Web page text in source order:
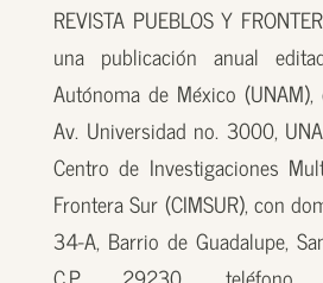
REVISTA PUEBLOS Y
una publicación anual
Autónoma de México
Av. Universidad no. 3000,
Centro de Investigaciones
Frontera Sur (CIMSUR), con
34-A, Barrio de Guadalupe,